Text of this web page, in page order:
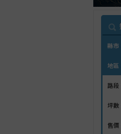
縣市
地區
路段
坪數
售價